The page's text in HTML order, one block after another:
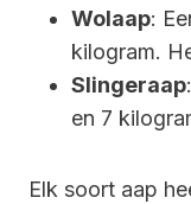
Wolaap:
kilogram.
Slingeraap
en 7
Elk soort aap